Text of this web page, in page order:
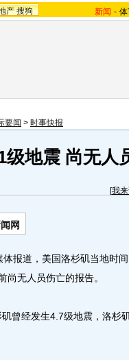
产 搜狗 新闻 -
要闻 > 时事快报
级地震 尚无人
[我
网
道，美国洛杉矶当地时
尚无人员伤亡的报告。
经发生4.7级地震，洛杉